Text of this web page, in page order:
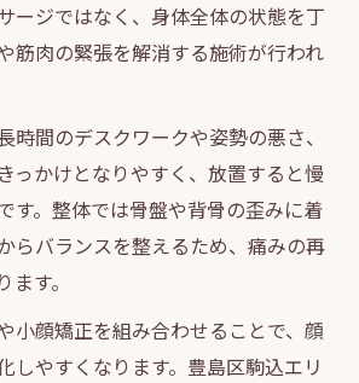
ージではなく、身体全体の状態を丁
筋肉の緊張を解消する施術が行われ
時間のデスクワークや姿勢の悪さ、
っかけとなりやすく、放置すると慢
す。整体では骨盤や背骨の歪みに着
らバランスを整えるため、痛みの再
す。
小顔矯正を組み合わせることで、顔
しやすくなります。豊島区駒込エリ